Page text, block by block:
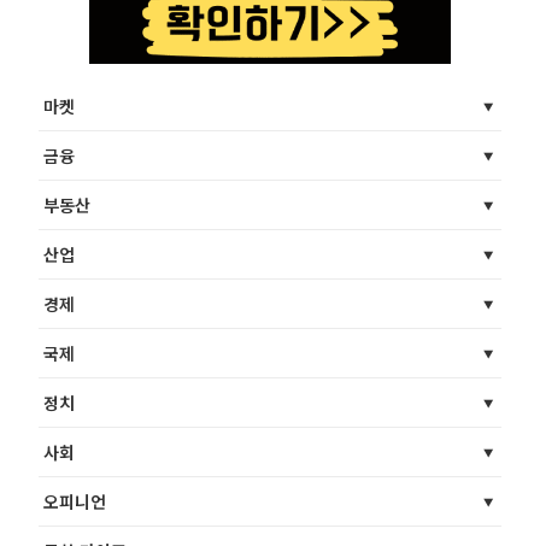
마켓
금융
부동산
산업
경제
국제
정치
사회
오피니언